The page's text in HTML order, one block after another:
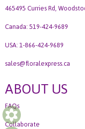
465495 Curries Rd,
Canada: 519-424-9689
USA: 1-866-424-9689
sales@floralexpress.ca
ABOUT US
FAQs
Collaborate